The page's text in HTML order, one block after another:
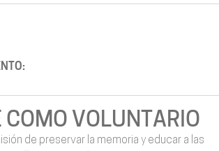
VOLUNTARIO
de preservar la memoria y educar a las